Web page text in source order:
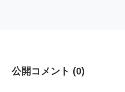
公開コメント (0)